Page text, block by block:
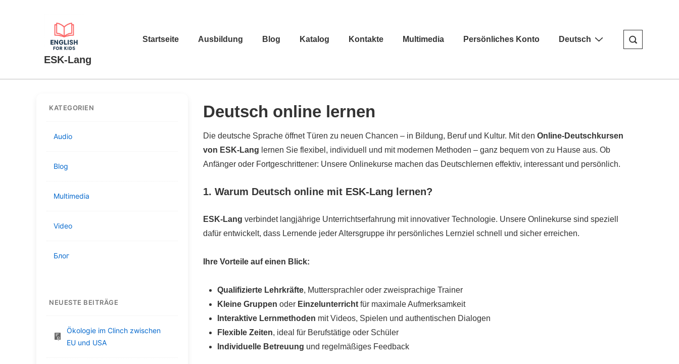
ESK-Lang
Hauptnavigation
Startseite Ausbildung Blog Katalog Kontakte Multimedia Persönliches Konto Deutsch
Deutsch online lernen
Die deutsche Sprache öffnet Türen zu neuen Chancen – in Bildung, Beruf und Kultur. Mit den Online-Deutschkursen
von ESK-Lang lernen Sie flexibel, individuell und mit modernen Methoden – ganz bequem von zu Hause aus. Ob
Anfänger oder Fortgeschrittener: Unsere Onlinekurse machen das Deutschlernen effektiv, interessant und persönlich.
1. Warum Deutsch online mit ESK-Lang lernen?
ESK-Lang verbindet langjährige Unterrichtserfahrung mit innovativer Technologie. Unsere Onlinekurse sind speziell
dafür entwickelt, dass Lernende jeder Altersgruppe ihr persönliches Lernziel schnell und sicher erreichen.
Ihre Vorteile auf einen Blick:
Qualifizierte Lehrkräfte, Muttersprachler oder zweisprachige Trainer
Kleine Gruppen oder Einzelunterricht für maximale Aufmerksamkeit
Interaktive Lernmethoden mit Videos, Spielen und authentischen Dialogen
Flexible Zeiten, ideal für Berufstätige oder Schüler
Individuelle Betreuung und regelmäßiges Feedback
KATEGORIEN
Audio
Blog
Multimedia
Video
Блог
NEUESTE BEITRÄGE
Ökologie im Clinch zwischen
EU und USA